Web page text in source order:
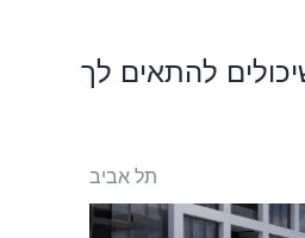
להתאים לך
תל אביב